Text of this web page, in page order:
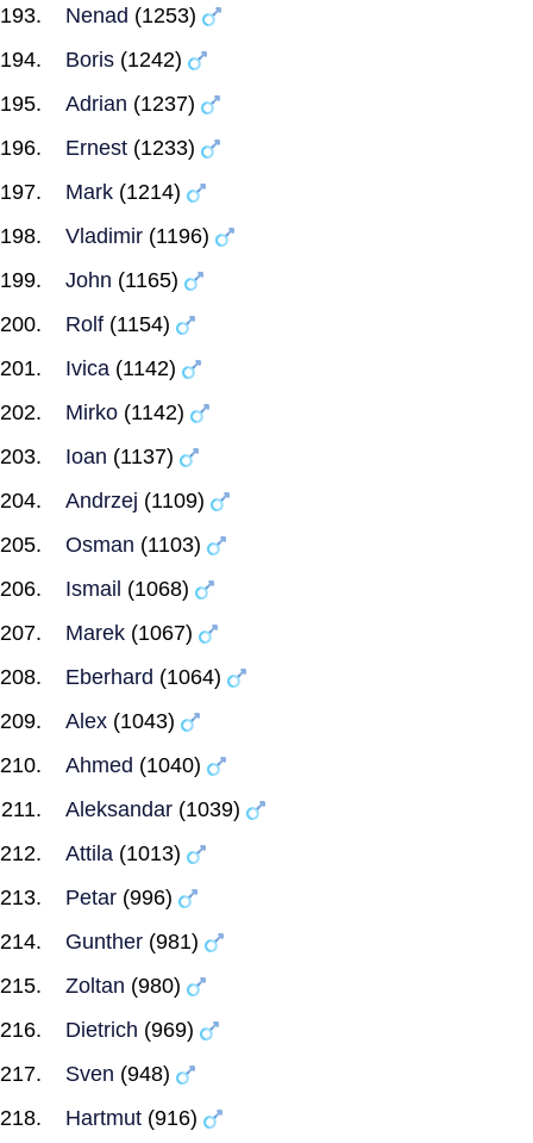
Nenad (1253)
Boris (1242)
Adrian (1237)
Ernest (1233)
Mark (1214)
Vladimir (1196)
John (1165)
Rolf (1154)
Ivica (1142)
Mirko (1142)
Ioan (1137)
Andrzej (1109)
Osman (1103)
Ismail (1068)
Marek (1067)
Eberhard (1064)
Alex (1043)
Ahmed (1040)
Aleksandar (1039)
Attila (1013)
Petar (996)
Gunther (981)
Zoltan (980)
Dietrich (969)
Sven (948)
Hartmut (916)